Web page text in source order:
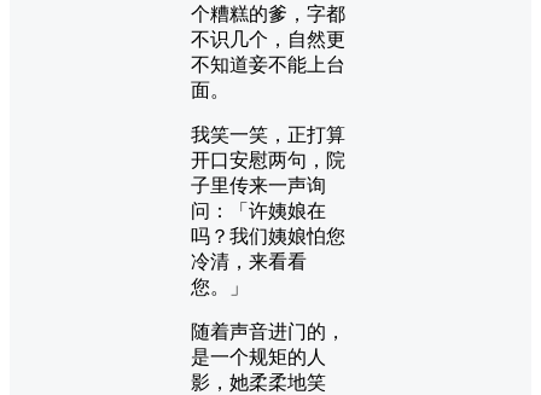
个糟糕的爹，字都
不识几个，自然更
不知道妾不能上台
面。
我笑一笑，正打算
开口安慰两句，院
子里传来一声询
问：「许姨娘在
吗？我们姨娘怕您
冷清，来看看
您。」
随着声音进门的，
是一个规矩的人
影，她柔柔地笑